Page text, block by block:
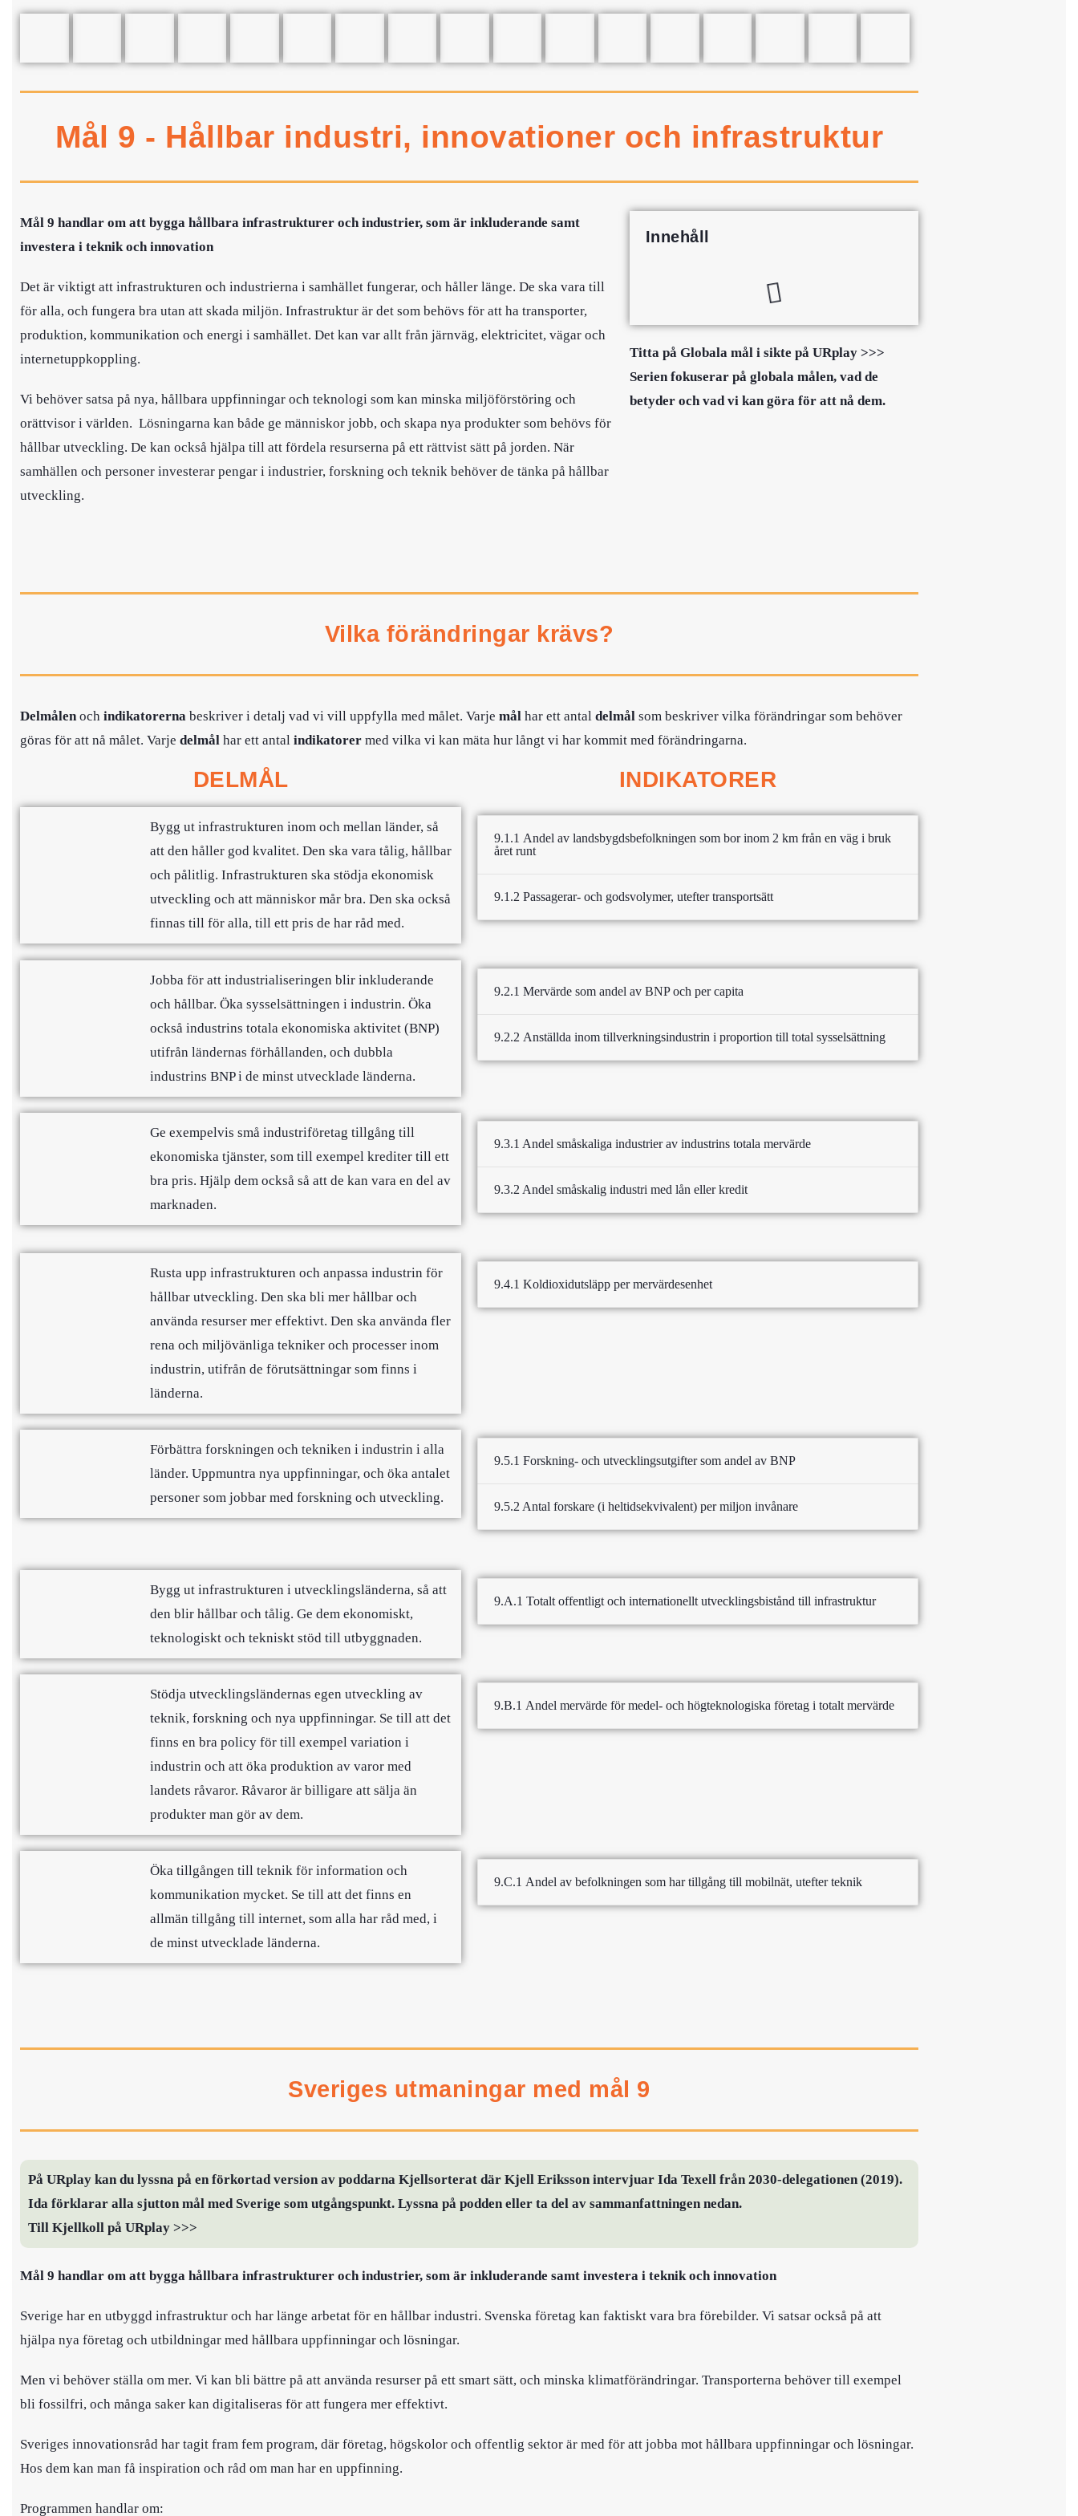
Mål 9 - Hållbar industri, innovationer och infrastruktur
Mål 9 handlar om att bygga hållbara infrastrukturer och industrier, som är inkluderande samt
investera i teknik och innovation
Det är viktigt att infrastrukturen och industrierna i samhället fungerar, och håller länge. De ska vara till
för alla, och fungera bra utan att skada miljön. Infrastruktur är det som behövs för att ha transporter,
produktion, kommunikation och energi i samhället. Det kan var allt från järnväg, elektricitet, vägar och
internetuppkoppling.
Vi behöver satsa på nya, hållbara uppfinningar och teknologi som kan minska miljöförstöring och
orättvisor i världen. Lösningarna kan både ge människor jobb, och skapa nya produkter som behövs för
hållbar utveckling. De kan också hjälpa till att fördela resurserna på ett rättvist sätt på jorden. När
samhällen och personer investerar pengar i industrier, forskning och teknik behöver de tänka på hållbar
utveckling.
Innehåll
Titta på Globala mål i sikte på URplay >>>
Serien fokuserar på globala målen, vad de
betyder och vad vi kan göra för att nå dem.
Vilka förändringar krävs?
Delmålen och indikatorerna beskriver i detalj vad vi vill uppfylla med målet. Varje mål har ett antal delmål som beskriver vilka förändringar som behöver
göras för att nå målet. Varje delmål har ett antal indikatorer med vilka vi kan mäta hur långt vi har kommit med förändringarna.
DELMÅL
Bygg ut infrastrukturen inom och mellan länder, så
att den håller god kvalitet. Den ska vara tålig, hållbar
och pålitlig. Infrastrukturen ska stödja ekonomisk
utveckling och att människor mår bra. Den ska också
finnas till för alla, till ett pris de har råd med.
INDIKATORER
9.1.1 Andel av landsbygdsbefolkningen som bor inom 2 km från en väg i bruk
året runt
9.1.2 Passagerar- och godsvolymer, utefter transportsätt
Jobba för att industrialiseringen blir inkluderande
och hållbar. Öka sysselsättningen i industrin. Öka
också industrins totala ekonomiska aktivitet (BNP)
utifrån ländernas förhållanden, och dubbla
industrins BNP i de minst utvecklade länderna.
9.2.1 Mervärde som andel av BNP och per capita
9.2.2 Anställda inom tillverkningsindustrin i proportion till total sysselsättning
Ge exempelvis små industriföretag tillgång till
ekonomiska tjänster, som till exempel krediter till ett
bra pris. Hjälp dem också så att de kan vara en del av
marknaden.
9.3.1 Andel småskaliga industrier av industrins totala mervärde
9.3.2 Andel småskalig industri med lån eller kredit
Rusta upp infrastrukturen och anpassa industrin för
hållbar utveckling. Den ska bli mer hållbar och
använda resurser mer effektivt. Den ska använda fler
rena och miljövänliga tekniker och processer inom
industrin, utifrån de förutsättningar som finns i
länderna.
9.4.1 Koldioxidutsläpp per mervärdesenhet
Förbättra forskningen och tekniken i industrin i alla
länder. Uppmuntra nya uppfinningar, och öka antalet
personer som jobbar med forskning och utveckling.
9.5.1 Forskning- och utvecklingsutgifter som andel av BNP
9.5.2 Antal forskare (i heltidsekvivalent) per miljon invånare
Bygg ut infrastrukturen i utvecklingsländerna, så att
den blir hållbar och tålig. Ge dem ekonomiskt,
teknologiskt och tekniskt stöd till utbyggnaden.
9.A.1 Totalt offentligt och internationellt utvecklingsbistånd till infrastruktur
Stödja utvecklingsländernas egen utveckling av
teknik, forskning och nya uppfinningar. Se till att det
finns en bra policy för till exempel variation i
industrin och att öka produktion av varor med
landets råvaror. Råvaror är billigare att sälja än
produkter man gör av dem.
9.B.1 Andel mervärde för medel- och högteknologiska företag i totalt mervärde
Öka tillgången till teknik för information och
kommunikation mycket. Se till att det finns en
allmän tillgång till internet, som alla har råd med, i
de minst utvecklade länderna.
9.C.1 Andel av befolkningen som har tillgång till mobilnät, utefter teknik
Sveriges utmaningar med mål 9
På URplay kan du lyssna på en förkortad version av poddarna Kjellsorterat där Kjell Eriksson intervjuar Ida Texell från 2030-delegationen (2019).
Ida förklarar alla sjutton mål med Sverige som utgångspunkt. Lyssna på podden eller ta del av sammanfattningen nedan.
Till Kjellkoll på URplay >>>
Mål 9 handlar om att bygga hållbara infrastrukturer och industrier, som är inkluderande samt investera i teknik och innovation
Sverige har en utbyggd infrastruktur och har länge arbetat för en hållbar industri. Svenska företag kan faktiskt vara bra förebilder. Vi satsar också på att
hjälpa nya företag och utbildningar med hållbara uppfinningar och lösningar.
Men vi behöver ställa om mer. Vi kan bli bättre på att använda resurser på ett smart sätt, och minska klimatförändringar. Transporterna behöver till exempel
bli fossilfri, och många saker kan digitaliseras för att fungera mer effektivt.
Sveriges innovationsråd har tagit fram fem program, där företag, högskolor och offentlig sektor är med för att jobba mot hållbara uppfinningar och lösningar.
Hos dem kan man få inspiration och råd om man har en uppfinning.
Programmen handlar om: